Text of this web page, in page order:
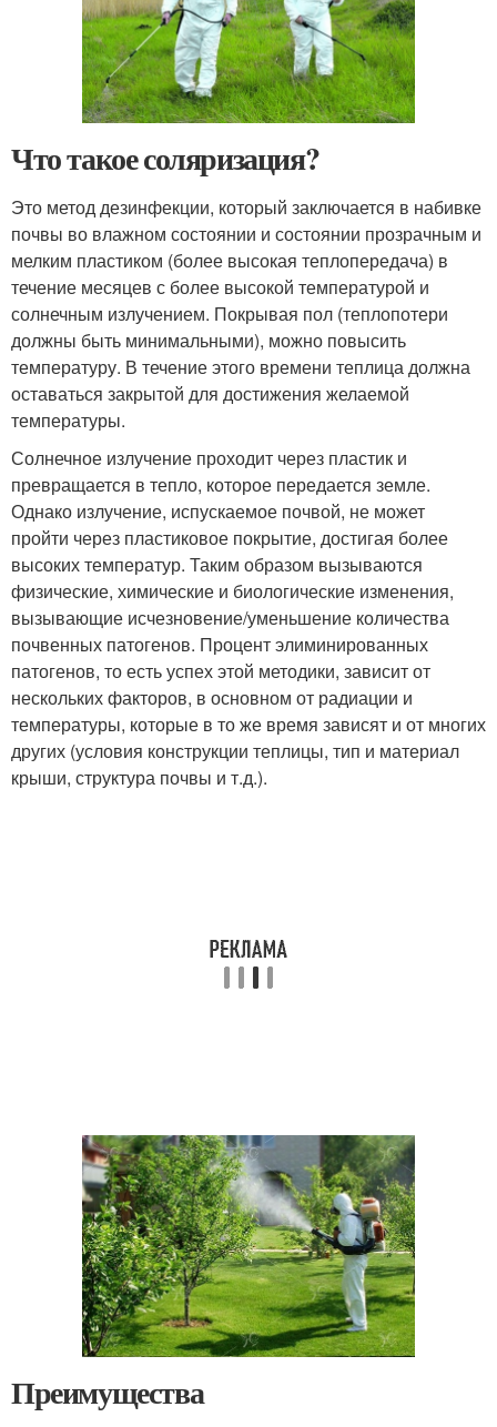
Что такое соляризация?
Это метод дезинфекции, который заключается в набивке
почвы во влажном состоянии и состоянии прозрачным и
мелким пластиком (более высокая теплопередача) в
течение месяцев с более высокой температурой и
солнечным излучением. Покрывая пол (теплопотери
должны быть минимальными), можно повысить
температуру. В течение этого времени теплица должна
оставаться закрытой для достижения желаемой
температуры.
Солнечное излучение проходит через пластик и
превращается в тепло, которое передается земле.
Однако излучение, испускаемое почвой, не может
пройти через пластиковое покрытие, достигая более
высоких температур. Таким образом вызываются
физические, химические и биологические изменения,
вызывающие исчезновение/уменьшение количества
почвенных патогенов. Процент элиминированных
патогенов, то есть успех этой методики, зависит от
нескольких факторов, в основном от радиации и
температуры, которые в то же время зависят и от многих
других (условия конструкции теплицы, тип и материал
крыши, структура почвы и т.д.).
Преимущества